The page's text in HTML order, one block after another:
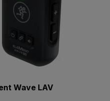
Wave LAV